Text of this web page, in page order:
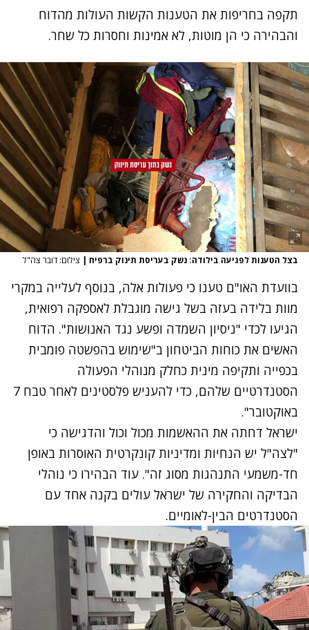
תקפה בחריפות את הטענות הקשות העולות מהדוח
והבהירה כי הן מוטות, לא אמינות וחסרות כל שחר.
בצל הטענות לפגיעה בילודה: נשק בעריסת תינוק ברפיח | צילום: דובר צה"ל
בוועדת האו"ם טענו כי פעולות אלה, בנוסף לעלייה במקרי
מוות בלידה בעזה בשל גישה מוגבלת לאספקה רפואית,
הגיעו לכדי "ניסיון השמדה ופשע נגד האנושות". הדוח
האשים את כוחות הביטחון ב"שימוש בהפשטה פומבית
בכפייה ותקיפה מינית כחלק מנוהלי הפעולה
הסטנדרטיים שלהם, כדי להעניש פלסטינים לאחר טבח 7
באוקטובר".
ישראל דחתה את ההאשמות מכול וכול והדגישה כי
"לצה"ל יש הנחיות ומדיניות קונקרטית האוסרות באופן
חד-משמעי התנהגות מסוג זה". עוד הבהירו כי נוהלי
הבדיקה והחקירה של ישראל עולים בקנה אחד עם
הסטנדרטים הבין-לאומיים.